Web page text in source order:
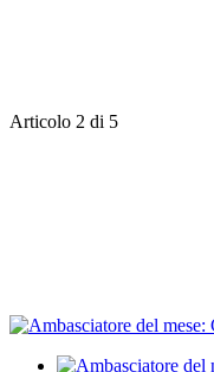
Articolo 2 di 5